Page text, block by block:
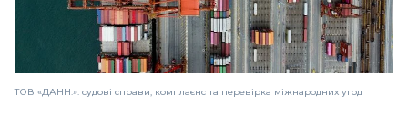
ТОВ «ДАНН.»: судові справи, комплаєнс та перевірка міжнародних угод